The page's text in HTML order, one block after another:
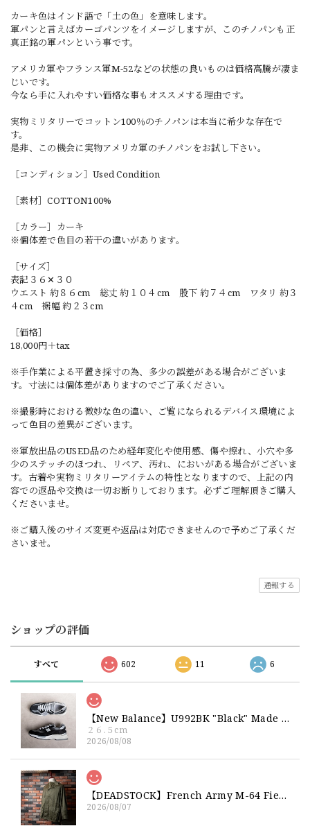
カーキ色はインド語で「土の色」を意味します。
軍パンと言えばカーゴパンツをイメージしますが、このチノパンも正
真正銘の軍パンという事です。
アメリカ軍やフランス軍M-52などの状態の良いものは価格高騰が凄ま
じいです。
今なら手に入れやすい価格な事もオススメする理由です。
実物ミリタリーでコットン100％のチノパンは本当に希少な存在で
す。
是非、この機会に実物アメリカ軍のチノパンをお試し下さい。
［コンディション］Used Condition
［素材］COTTON100%
［カラー］カーキ
※個体差で色目の若干の違いがあります。
［サイズ］
表記３６✕３０
ウエスト 約８６cm 総丈 約１０４cm 股下 約７４cm ワタリ 約３
４cm 裾幅 約２３cm
［価格］
18,000円＋tax
※手作業による平置き採寸の為、多少の誤差がある場合がございま
す。寸法には個体差がありますのでご了承ください。
※撮影時における微妙な色の違い、ご覧になられるデバイス環境によ
って色目の差異がございます。
※軍放出品のUSED品のため経年変化や使用感、傷や擦れ、小穴や多
少のステッチのほつれ、リペア、汚れ、においがある場合がございま
す。古着や実物ミリタリーアイテムの特性となりますので、上記の内
容での返品や交換は一切お断りしております。必ずご理解頂きご購入
くださいませ。
※ご購入後のサイズ変更や返品は対応できませんので予めご了承くだ
さいませ。
通報する
ショップの評価
すべて 602 11 6
【New Balance】U992BK "Black" Made in USA 新品 ニューバランス ブラック 黒 箱付き 26 26.5 27
２６.５cm
2026/08/08
【DEADSTOCK】French Army M-64 Field Jacket "92C" 実物 フランス軍 フィールドジャケット コットンサテン300 デッドストック
2026/08/07